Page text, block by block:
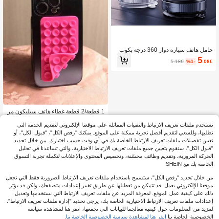
حامل هاتف سيارة دوار 360 درجة بكوب
شفط ميكانيكي، حامل هاتف مغناطيسي،
مناسب لهواتف آيفون والأندرويد، للملاحة،
5.08€
%1-
5.18€
1 قطعة/2 قطعة غطاء هاتف سيليكون مر
واب شفط سيليكون كبيرة للهاتف، هدية ل
لأصدقاء، هدية إكسسوارات هاتف رمضان
3 .98€
نستخدم ملفات تعريف الارتباط والتقنيات المماثلة على موقعنا الإلكتروني لتقديم الخدمة التي
تطلبها، وللسعي لتقديم أفضل تجربة ممكنة على الموقع. يمكنك "رفض الكل"، "قبول الكل"، أو
تعيين تفضيلات ملفات تعريف الارتباط الخاصة بك في أي وقت حسب اختيارك. من خلال تحديد
"قبول الكل"، سنقوم بتعيين جميع ملفات تعريف الارتباط الاختيارية، والتي تساعدنا في تحليل
الحركة المرورية، وتقديم وظائف محسّنة، وتخصيص المحتوى والإعلانات لتكملة تجربة التسوق
الخاصة بك مع SHEIN.
من خلال تحديد "رفض الكل"، ستسمح باستخدام ملفات تعريف الارتباط الضرورية فقط التي تجعل
موقعنا الإلكتروني يعمل. قد تتمكن من تعطيلها عن طريق تغيير إعدادات متصفحك، ولكن قد يؤثر
ذلك على كيفية عمل الموقع. لمعرفة المزيد عن ملفات تعريف الارتباط التي نستخدمها وتعديل
إعدادات ملفات تعريف الارتباط الاختيارية الخاصة بك، يرجى تحديد "إدارة ملفات تعريف الارتباط".
لمزيد من المعلومات حول كيفية معالجتنا للبيانات التي نجمعها، انقر هنا لمشاهدة سياسة
الخصوصية الخاصة بنا. انقر هنا لمشاهدة سياسة الخصوصية الخاصة بنا.